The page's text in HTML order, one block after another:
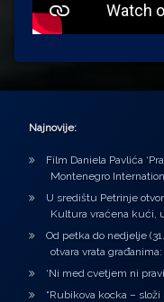
Najnovije:
Film Daniela Pavlića
Montenegro
U središtu Petrinje
Kultura vraćena kući,
Od petka do nedjelje
otvara vrata
‘Ni med cvetjem ni
“Rubikova kocka –